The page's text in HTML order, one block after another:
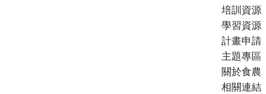
培訓資源
學習資源
計畫申請
主題專區
關於食農
相關連結